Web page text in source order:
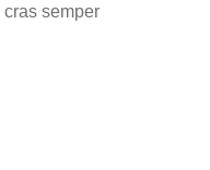
semper